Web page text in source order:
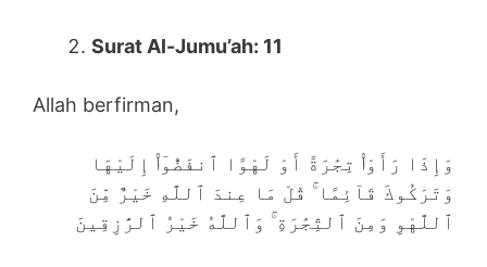
Surat Al-Jumu’ah: 11
Allah berfirman,
وَإِذَا رَأَوْا۟ تِجَٰرَةً أَوْ لَهْوًا ٱنفَضُّوٓا۟ إِلَيْهَا
وَتَرَكُوكَ قَآئِمًا ۚ قُلْ مَا عِندَ ٱللَّهِ خَيْرٌ مِّنَ
ٱللَّهْوِ وَمِنَ ٱلتِّجَٰرَةِ ۚ وَٱللَّهُ خَيْرُ ٱلرَّٰزِقِينَ